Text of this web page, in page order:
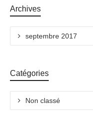
Archives
septembre 2017
Catégories
Non classé